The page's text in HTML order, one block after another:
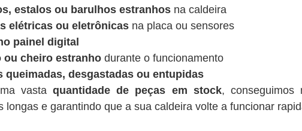
estalos ou barulhos estranhos na caldeira
elétricas ou eletrônicas na placa ou sensores
painel digital
ou cheiro estranho durante o funcionamento
queimadas, desgastadas ou entupidas
vastaquantidade de peças em stock, conseguimos
longas e garantindo que a sua caldeira volte a funcionar